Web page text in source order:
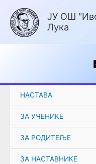
садржај
ЈУ ОШ
Лука
НАСТАВА
ЗА УЧЕНИКЕ
ЗА РОДИТЕЉЕ
ЗА НАСТАВНИКЕ